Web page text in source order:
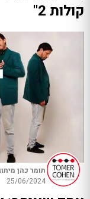
קולות 2"
תומר כהן
25/06/2024